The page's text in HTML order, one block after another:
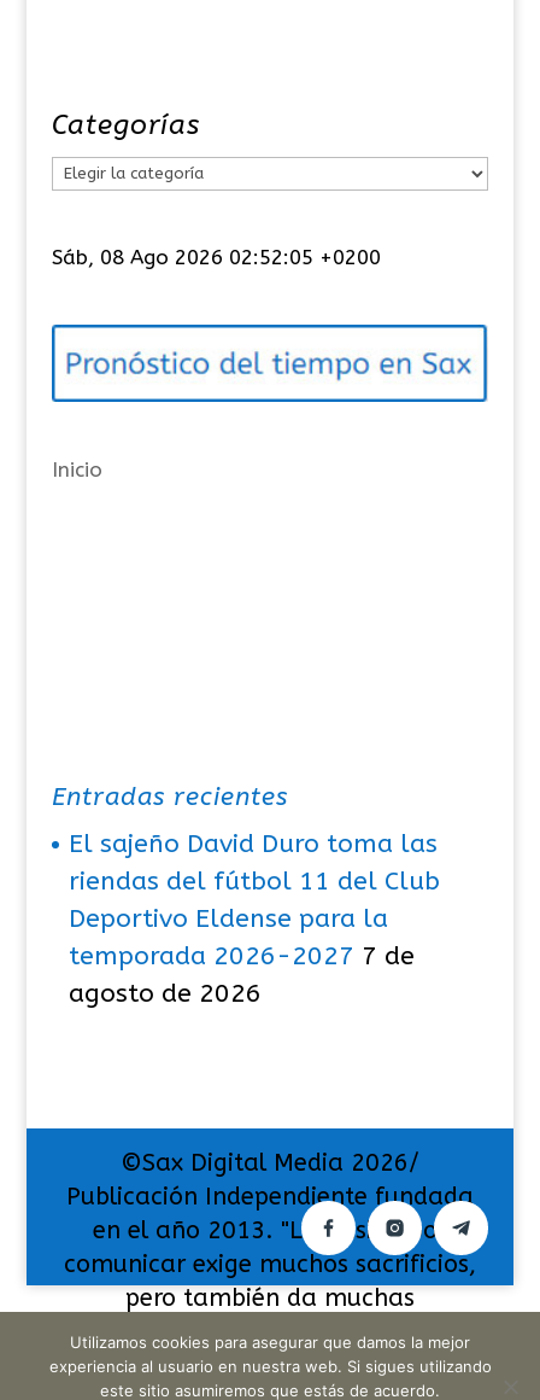
Categorías
e
o
í
s
Sáb, 08 Ago 2026 02:52:05 +0200
Inicio
Entradas recientes
El sajeño David Duro toma las
riendas del fútbol 11 del Club
Deportivo Eldense para la
temporada 2026-2027 7 de
agosto de 2026
©Sax Digital Media 2026/
Publicación Independiente fundada
en el año 2013. "La pasión por
comunicar exige muchos sacrificios,
pero también da muchas
satisfacciones".
Utilizamos cookies para asegurar que damos la mejor
experiencia al usuario en nuestra web. Si sigues utilizando
este sitio asumiremos que estás de acuerdo.